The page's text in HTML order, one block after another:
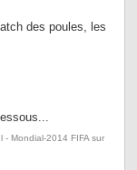
des poules, les
- Mondial-2014 FIFA sur